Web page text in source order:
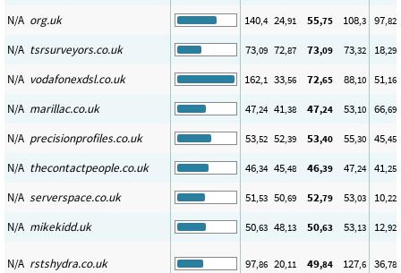
N/A org.uk 140,4 24,91 55,75 108,3 97,82
N/A tsrsurveyors.co.uk 73,09 72,87 73,09 73,32 18,29
N/A vodafonexdsl.co.uk 162,1 33,56 72,65 88,10 51,16
N/A marillac.co.uk 47,24 41,38 47,24 53,10 66,69
N/A precisionprofiles.co.uk 53,52 52,39 53,40 55,30 45,45
N/A thecontactpeople.co.uk 46,34 45,48 46,39 47,24 41,25
N/A serverspace.co.uk 51,53 50,69 52,79 53,03 10,22
N/A mikekidd.uk 50,63 48,13 50,63 53,13 12,92
N/A rstshydra.co.uk 97,86 20,11 49,84 127,6 36,78